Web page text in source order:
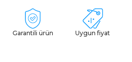
Garantili ürün Uygun fiyat